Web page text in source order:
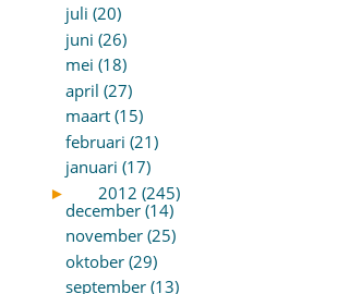
juli (20)
juni (26)
mei (18)
april (27)
maart (15)
februari (21)
januari (17)
►
2012 (245)
december (14)
november (25)
oktober (29)
september (13)